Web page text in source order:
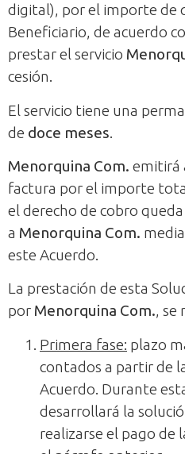
digital), por el importe de
Beneficiario, de acuerdo
prestar el servicio
cesión.
El servicio tiene una
de doce meses.
Menorquina Com. emitirá
factura por el importe
el derecho de cobro
a Menorquina Com.
este Acuerdo.
La prestación de esta
por Menorquina Com., se
Primera fase: plazo
contados a partir de
Acuerdo. Durante
desarrollará la
realizarse el pago de